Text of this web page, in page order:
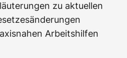
zu aktuellen
Arbeitshilfen